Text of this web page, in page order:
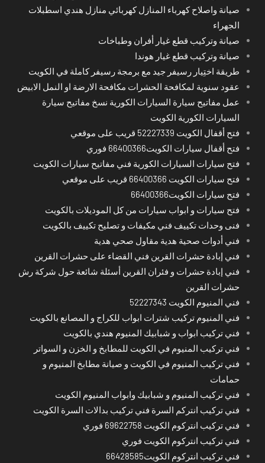
صيانة واصلاح كهرباء المنازل كهربائي منازل هندي اسطبلات
الجهراء
صيانة وتركيب قطع غيار أفران وطباخات
صيانة وتركيب قطع غيار هوندا
طريقة اختِيار رسيفر جيد مع برمجة رسيفر كاملة في الكويت
عقود سنوية لمكافحة الحشرات مكافحة الارضة او النمل الابيض
عمل مفاتيح سيارة السيارات الكورية نسخ مفاتيح سيارة
السيارات الكورية الكويت
فتح أقفال الكويت 52227339 قريب على موقعي
فتح أقفال سيارات الكويت66400366 فوري
فتح سيارات السيارات الكورية فني مفاتيح سيارات الكويت
فتح سيارات الكويت 66400366 قريب على موقعي
فتح سيارات الكويت66400366
فتح سيارات و ابواب سيارات من كل الموديلات بالكويت
فنى وحدات تكييف فني مكيفات و تصليح تكييف بالكويت
فني أدوات صحية هدية مقاول صحي هدية
فني إبادة حشرات القرين فني القضاء على حشرات القرين
فني إبادة حشرات و فئران القرين أسئلة شائعة حول شركة رش
حشرات القرين
فني المنيوم الكويت 52227343
فني المنيوم تركيب شترات ابواب للكراج و المصانع بالكويت
فني تركيب ابواب و شبابيك المنيوم هندي بالكويت
فني تركيب المنيوم في الكويت للمطابخ و الخزن و السواتر
فني تركيب المنيوم في الكويت و صيانة مطابخ المنيوم و
حمامات
فني تركيب المنيوم و شبابيك وابواب المنيوم الكويت
فني تركيب انتركم السرة فني تركيب بدالات السرة الكويت
فني تركيب انتركوم الكويت 69622758 فوري
فني تركيب انتركوم الكويت فوري
فني تركيب انتركوم الكويت66428585